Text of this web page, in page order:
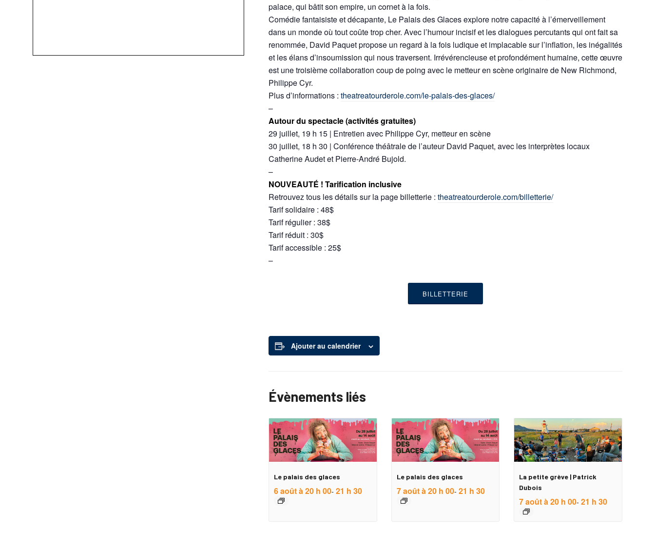
palace, qui bâtit son empire, un cornet à la fois.
Comédie fantaisiste et décapante, Le Palais des Glaces explore notre capacité à l’émerveillement
dans un monde où tout coûte trop cher. Avec l’humour incisif et les dialogues percutants qui ont fait sa
renommée, David Paquet propose un regard à la fois ludique et implacable sur l’inflation, les inégalités
et les élans d’insoumission qui nous traversent. Irrévérencieuse et profondément humaine, cette œuvre
est une troisième collaboration coup de poing avec le metteur en scène originaire de New Richmond,
Philippe Cyr.
Plus d’informations : theatreatourderole.com/le-palais-des-glaces/
–
Autour du spectacle (activités gratuites)
29 juillet, 19 h 15 | Entretien avec Philippe Cyr, metteur en scène
30 juillet, 18 h 30 | Conférence théâtrale de l’auteur David Paquet, avec les interprètes locaux
Catherine Audet et Pierre-André Bujold.
–
NOUVEAUTÉ ! Tarification inclusive
Retrouvez tous les détails sur la page billetterie : theatreatourderole.com/billetterie/
Tarif solidaire : 48$
Tarif régulier : 38$
Tarif réduit : 30$
Tarif accessible : 25$
–
BILLETTERIE
Ajouter au calendrier
Évènements liés
Le palais des glaces
6 août à 20 h 00- 21 h 30
Le palais des glaces
7 août à 20 h 00- 21 h 30
La petite grève | Patrick
Dubois
7 août à 20 h 00- 21 h 30